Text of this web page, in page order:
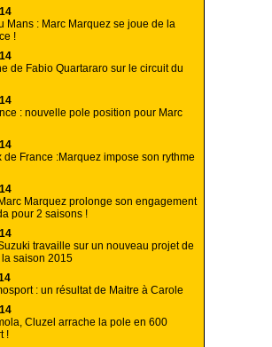
Mans : Marc Marquez se joue de la
!
de Fabio Quartararo sur le circuit du
: nouvelle pole position pour Marc
de France :Marquez impose son rythme
Marquez prolonge son engagement
pour 2 saisons !
travaille sur un nouveau projet de
saison 2015
: un résultat de Maitre à Carole
Cluzel arrache la pole en 600
!